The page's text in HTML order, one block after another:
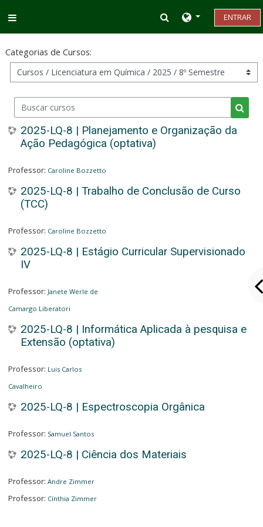
Alternar entrada
ENTRAR
Categorias de Cursos:
Buscar cursos
2025-LQ-8 | Planejamento e Organização da
Ação Pedagógica (optativa)
Professor: Caroline Bozzetto
2025-LQ-8 | Trabalho de Conclusão de Curso
(TCC)
Professor: Caroline Bozzetto
2025-LQ-8 | Estágio Curricular Supervisionado
IV
Professor: Janete Werle de
Camargo Liberatori
2025-LQ-8 | Informática Aplicada à pesquisa e
Extensão (optativa)
Professor: Luis Carlos
Cavalheiro
2025-LQ-8 | Espectroscopia Orgânica
Professor: Samuel Santos
2025-LQ-8 | Ciência dos Materiais
Professor: Andre Zimmer
Professor: Cínthia Zimmer